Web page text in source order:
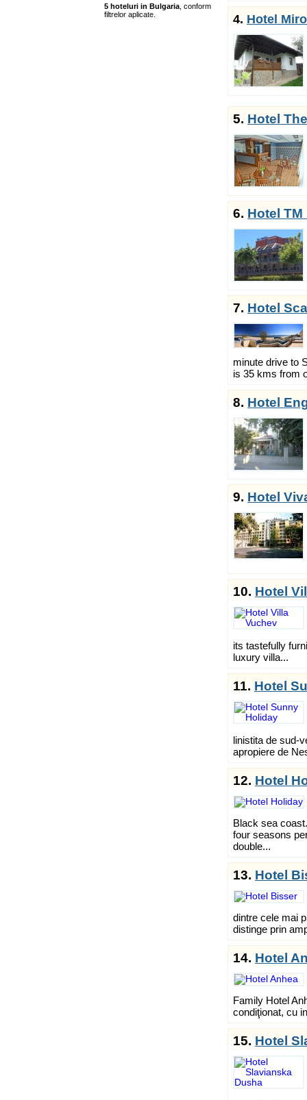
5 hoteluri in Bulgaria , conform
filtrelor aplicate.
4. Hotel
5. Hotel
6. Hotel TM
7. Hotel
minute drive to
is 35 kms from
8. Hotel
9. Hotel
10. Hotel
its tastefully
luxury villa...
11. Hotel
linistita de sud-
apropiere de
12. Hotel
Black sea
four seasons
double...
13. Hotel
dintre cele mai
distinge prin
14. Hotel
Family Hotel
condiţionat, cu
15. Hotel